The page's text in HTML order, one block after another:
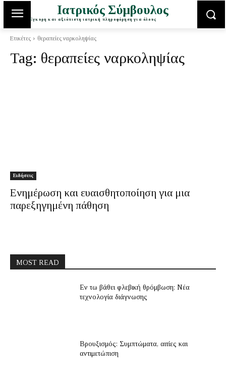
Ιατρικός Σύμβουλος
Έγκυρη και αξιόπιστη ιατρική πληροφόρηση για όλους
Ετικέτες θεραπείες ναρκοληψίας
Tag: θεραπείες ναρκοληψίας
Ειδήσεις
Ενημέρωση και ευαισθητοποίηση για μια
παρεξηγημένη πάθηση
MOST READ
Εν τω βάθει φλεβική θρόμβωση: Νέα
τεχνολογία διάγνωσης
Βρουξισμός: Συμπτώματα, αιτίες και
αντιμετώπιση